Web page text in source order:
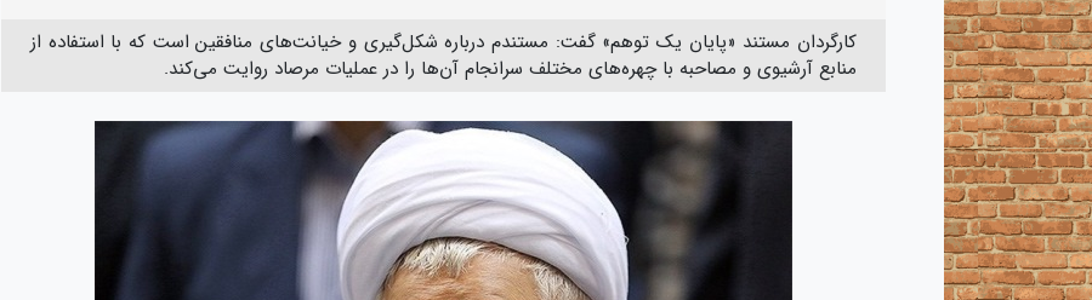
کارگردان مستند «پایان یک توهم» گفت: مستندم درباره شکل‌گیری و خیانت‌های منافقین است که با استفاده از
منابع آرشیوی و مصاحبه با چهره‌های مختلف سرانجام آن‌ها را در عملیات مرصاد روایت می‌کند.